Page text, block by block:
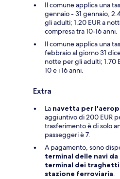
Il comune applica una
gennaio - 31 gennaio,
gli adulti; 1.20 EUR a
compresa tra 10-16 anni.
Il comune applica una
febbraio al giorno 31
notte per gli adulti; 1.70
10 e i 16 anni.
Extra
La navetta per
aggiuntivo di 200 EUR
trasferimento è di solo
passeggeri è 7.
A pagamento, sono
terminal delle navi da
terminal dei traghetti
stazione ferroviaria.